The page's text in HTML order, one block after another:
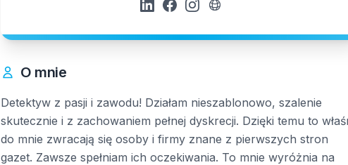
O mnie
Detektyw z pasji i zawodu! Działam nieszablonowo, szalenie
skutecznie i z zachowaniem pełnej dyskrecji. Dzięki temu to
do mnie zwracają się osoby i firmy znane z pierwszych stron
gazet. Zawsze spełniam ich oczekiwania. To mnie wyróżnia na